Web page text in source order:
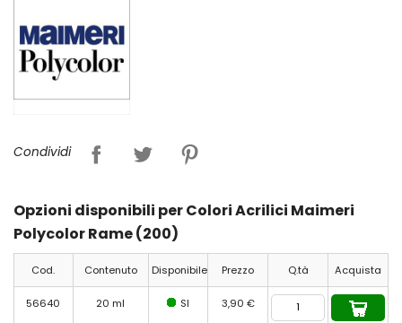
Condividi
Opzioni disponibili per Colori Acrilici Maimeri
Polycolor Rame (200)
Cod. Contenuto Disponibile Prezzo Q.tà Acquista
56640 20 ml SI 3,90 €